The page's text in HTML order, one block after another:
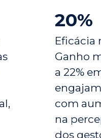
20%
Eficácia
Ganho
a 22%
com
na
dos